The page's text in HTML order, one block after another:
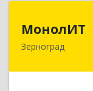
МонолИТ
Зерноград
347740,